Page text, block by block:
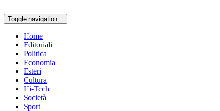
Toggle navigation
Home
Editoriali
Politica
Economia
Esteri
Cultura
Hi-Tech
Società
Sport